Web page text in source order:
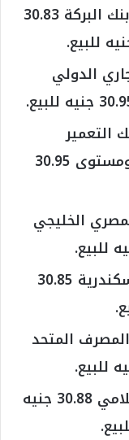
سعر الدولار مقابل الجنيه في بنك البركة 30.83
الدولي
التعمير
والإسكان 30.85 جنيه للشراء، ومستوى 30.95
الخليجي
سعر الدولار اليوم في بنك الإسكندرية 30.85
المتحد
سعر الدولار في أبو ظبي الإسلامي 30.88 جنيه